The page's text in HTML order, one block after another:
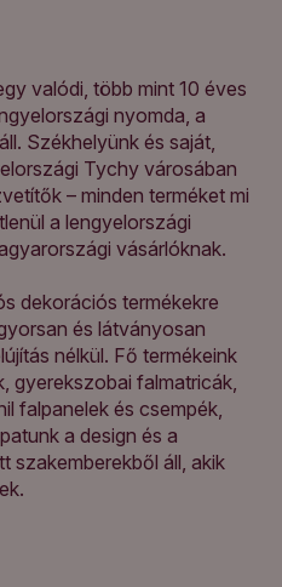
valódi, több mint 10 éves
nyomda, a
Székhelyünk és saját,
Tychy városában
– minden terméket mi
a lengyelországi
vásárlóknak.
dekorációs termékekre
és látványosan
nélkül. Fő termékeink
gyerekszobai falmatricák,
falpanelek és csempék,
a design és a
szakemberekből áll, akik